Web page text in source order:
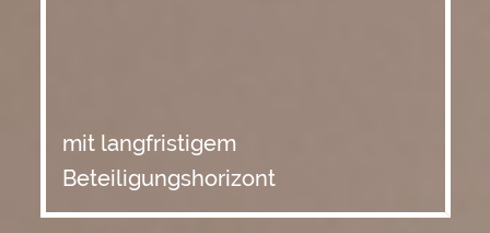
mit langfristigem
Beteiligungshorizont